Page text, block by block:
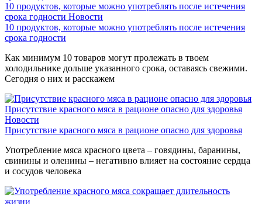
10 продуктов, которые можно употреблять после истечения
срока годности Новости
10 продуктов, которые можно употреблять после истечения
срока годности
Как минимум 10 товаров могут пролежать в твоем
холодильнике дольше указанного срока, оставаясь свежими.
Сегодня о них и расскажем
Присутствие красного мяса в рационе опасно для здоровья
Новости
Присутствие красного мяса в рационе опасно для здоровья
Употребление мяса красного цвета – говядины, баранины,
свинины и оленины – негативно влияет на состояние сердца
и сосудов человека